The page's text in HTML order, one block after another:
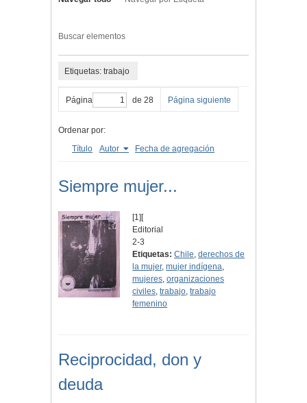
Buscar elementos
Etiquetas: trabajo
Página de 28 Página siguiente
Ordenar por:
Título
Autor Fecha de agregación
Siempre mujer...
[1][
Editorial
2-3
Etiquetas: Chile,derechos de
la mujer,mujer indígena,
mujeres,organizaciones
civiles,trabajo,trabajo
femenino
Reciprocidad, don y
deuda